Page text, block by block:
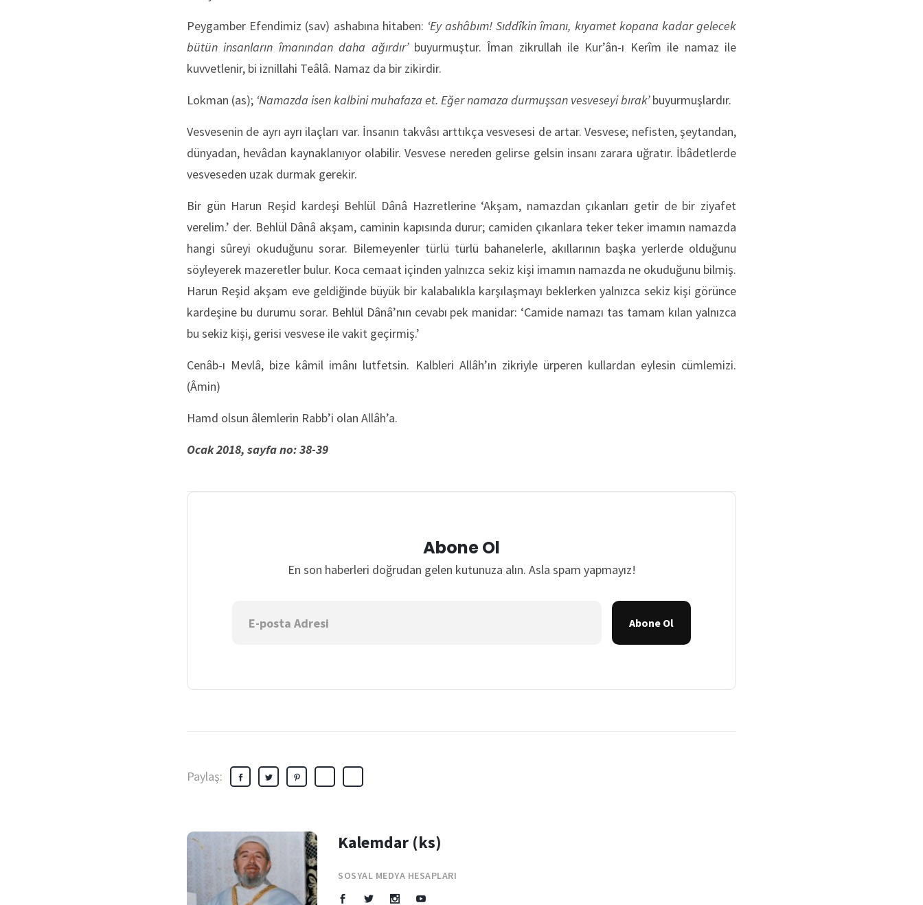
Peygamber Efendimiz (sav) ashabına hitaben: ‘Ey ashâbım! Sıddîkin îmanı, kıyamet kopana kadar gelecek
bütün insanların îmanından daha ağırdır’ buyurmuştur. Îman zikrullah ile Kur’ân-ı Kerîm ile namaz ile
kuvvetlenir, bi iznillahi Teâlâ. Namaz da bir zikirdir.
Lokman (as); ‘Namazda isen kalbini muhafaza et. Eğer namaza durmuşsan vesveseyi bırak’buyurmuşlardır.
Vesvesenin de ayrı ayrı ilaçları var. İnsanın takvâsı arttıkça vesvesesi de artar. Vesvese; nefisten, şeytandan,
dünyadan, hevâdan kaynaklanıyor olabilir. Vesvese nereden gelirse gelsin insanı zarara uğratır. İbâdetlerde
vesveseden uzak durmak gerekir.
Bir gün Harun Reşid kardeşi Behlül Dânâ Hazretlerine ‘Akşam, namazdan çıkanları getir de bir ziyafet
verelim.’ der. Behlül Dânâ akşam, caminin kapısında durur; camiden çıkanlara teker teker imamın namazda
hangi sûreyi okuduğunu sorar. Bilemeyenler türlü türlü bahanelerle, akıllarının başka yerlerde olduğunu
söyleyerek mazeretler bulur. Koca cemaat içinden yalnızca sekiz kişi imamın namazda ne okuduğunu bilmiş.
Harun Reşid akşam eve geldiğinde büyük bir kalabalıkla karşılaşmayı beklerken yalnızca sekiz kişi görünce
kardeşine bu durumu sorar. Behlül Dânâ’nın cevabı pek manidar: ‘Camide namazı tas tamam kılan yalnızca
bu sekiz kişi, gerisi vesvese ile vakit geçirmiş.’
Cenâb-ı Mevlâ, bize kâmil imânı lutfetsin. Kalbleri Allâh’ın zikriyle ürperen kullardan eylesin cümlemizi.
(Âmin)
Hamd olsun âlemlerin Rabb’i olan Allâh’a.
Ocak 2018, sayfa no: 38-39
Abone Ol
En son haberleri doğrudan gelen kutunuza alın. Asla spam yapmayız!
Abone Ol
Paylaş:
Kalemdar (ks)
SOSYAL MEDYA HESAPLARI